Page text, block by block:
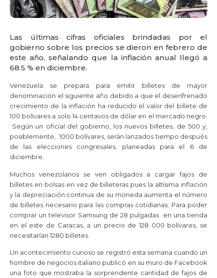
Las últimas cifras oficiales brindadas por el
gobierno sobre los precios se dieron en febrero de
este año, señalando que la inflación anual llegó a
68.5 % en diciembre.
Venezuela se prepara para emitir billetes de mayor
denominación el siguiente año debido a que el desenfrenado
crecimiento de la inflación ha reducido el valor del billete de
100 bolívares a solo 14 centavos de dólar en el mercado negro.
Según un oficial del gobierno, los nuevos billetes, de 500 y,
posiblemente, 1000 bolívares, serán lanzados tiempo después
de las elecciones congresales, planeadas para el 6 de
diciembre.
Muchos venezolanos se ven obligados a cargar fajos de
billetes en bolsas en vez de billeteras pues la altísima inflación
y la depreciación continua de su moneda aumenta el número
de billetes necesario para las compras cotidianas. Para poder
comprar un televisor Samsung de 28 pulgadas en una tienda
en el este de Caracas, a un precio de 128 000 bolívares, se
necesitarían 1280 billetes.
Un acontecimiento curioso se registró esta semana cuando un
hombre de negocios italiano publicó en su muro de Facebook
una foto que mostraba la sorprendente cantidad de fajos de